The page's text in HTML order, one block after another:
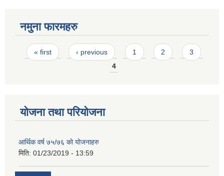
नमुना फारमहरु
Pages
« first ‹ previous 1 2
3
4
योजना तथा परियोजना
आर्थिक वर्ष ७५/७६ को योजनाहरु
मिति: 01/23/2019 - 13:59